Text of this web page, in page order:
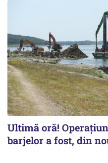
Ultimă oră!
barjelor a fost, din